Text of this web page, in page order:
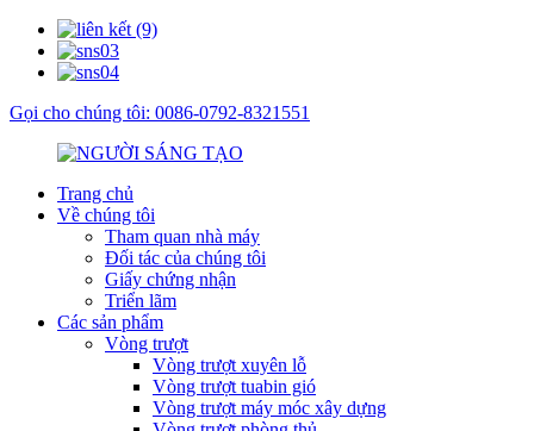
Gọi cho chúng tôi: 0086-0792-8321551
Trang chủ
Về chúng tôi
Tham quan nhà máy
Đối tác của chúng tôi
Giấy chứng nhận
Triển lãm
Các sản phẩm
Vòng trượt
Vòng trượt xuyên lỗ
Vòng trượt tuabin gió
Vòng trượt máy móc xây dựng